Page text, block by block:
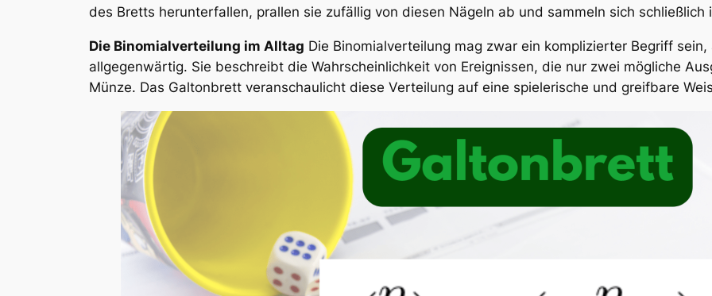
des Bretts herunterfallen, prallen sie zufällig von diesen Nägeln ab und sammeln sich schließlich
Die Binomialverteilung im Alltag Die Binomialverteilung mag zwar ein komplizierter Begriff
allgegenwärtig. Sie beschreibt die Wahrscheinlichkeit von Ereignissen, die nur zwei mögliche
Münze. Das Galtonbrett veranschaulicht diese Verteilung auf eine spielerische und greifbare